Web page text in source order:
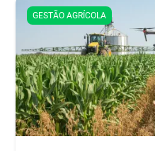
GESTÃO AGRÍCOLA